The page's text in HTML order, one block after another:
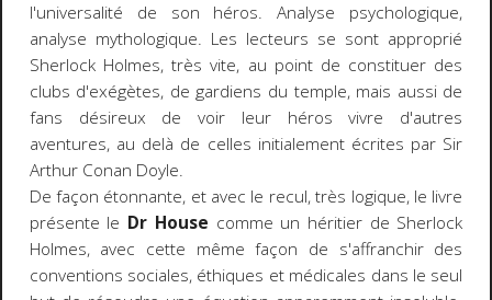
l'universalité de son héros. Analyse psychologique,
analyse mythologique. Les lecteurs se sont approprié
Sherlock Holmes, très vite, au point de constituer des
clubs d'exégètes, de gardiens du temple, mais aussi de
fans désireux de voir leur héros vivre d'autres
aventures, au delà de celles initialement écrites par Sir
Arthur Conan Doyle.
De façon étonnante, et avec le recul, très logique, le livre
présente le Dr House comme un héritier de Sherlock
Holmes, avec cette même façon de s'affranchir des
conventions sociales, éthiques et médicales dans le seul